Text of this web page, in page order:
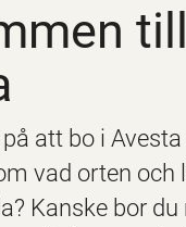
till
att bo i
vad orten och
Kanske bor